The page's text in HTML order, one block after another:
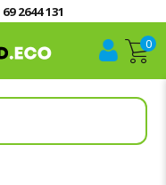
2644 131
0